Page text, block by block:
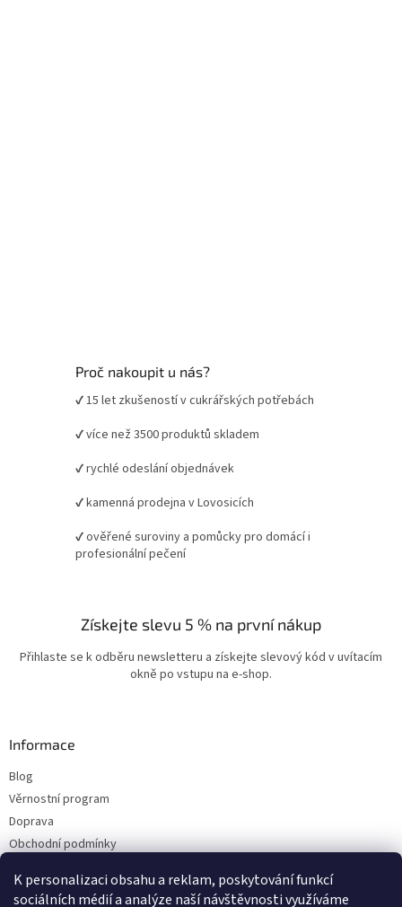
K personalizaci obsahu a reklam, poskytování funkcí
sociálních médií a analýze naší návštěvnosti využíváme
Proč nakoupit u nás?
✔ 15 let zkušeností v cukrářských potřebách
✔ více než 3500 produktů skladem
✔ rychlé odeslání objednávek
✔ kamenná prodejna v Lovosicích
✔ ověřené suroviny a pomůcky pro domácí i
profesionální pečení
Získejte slevu 5 % na první nákup
Přihlaste se k odběru newsletteru a získejte slevový kód v uvítacím
okně po vstupu na e-shop.
Informace
Blog
Věrnostní program
Doprava
Obchodní podmínky
Kontakty